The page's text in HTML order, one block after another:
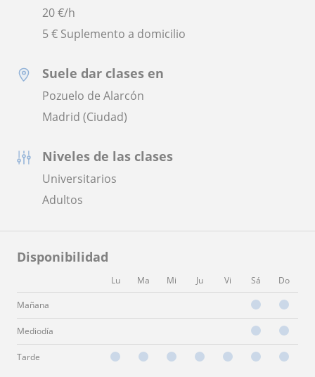
20€/h
5 € Suplemento a domicilio
Suele dar clases en
Pozuelo de Alarcón
Madrid (Ciudad)
Niveles de las clases
Universitarios
Adultos
Disponibilidad
Lu Ma Mi Ju Vi Sá Do
Mañana
Mediodía
Tarde